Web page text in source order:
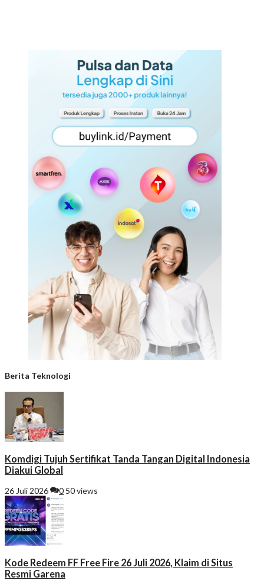
Berita Teknologi
Komdigi Tujuh Sertifikat Tanda Tangan Digital Indonesia
Diakui Global
26 Juli 2026 0 50 views
Kode Redeem FF Free Fire 26 Juli 2026, Klaim di Situs
Resmi Garena